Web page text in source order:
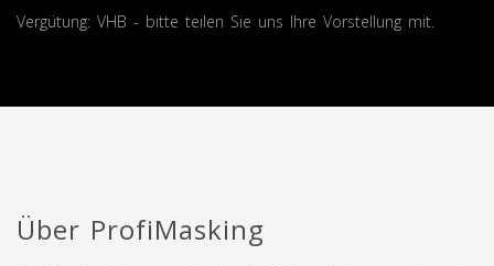
Vergütung: VHB - bitte teilen Sie uns Ihre Vorstellung mit.
Über ProfiMasking